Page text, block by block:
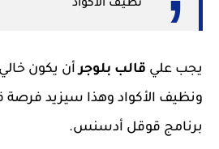
نظيف الأكواد
يجب علي قالب بلوجرأن يكون
ونظيف الأكواد وهذا سيزيد فرصة
برنامج قوقل أدسنس.